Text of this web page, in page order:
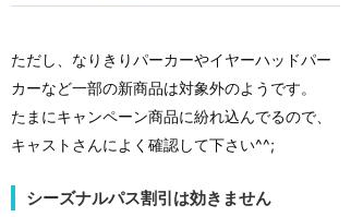
ただし、なりきりパーカーやイヤーハッドパー
カーなど一部の新商品は対象外のようです。
たまにキャンペーン商品に紛れ込んでるので、
キャストさんによく確認して下さい^^;
シーズナルパス割引は効きません